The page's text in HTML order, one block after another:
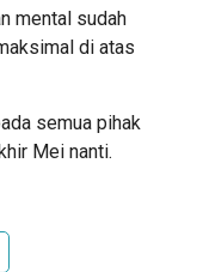
mental sudah
di atas
semua pihak
Mei nanti.